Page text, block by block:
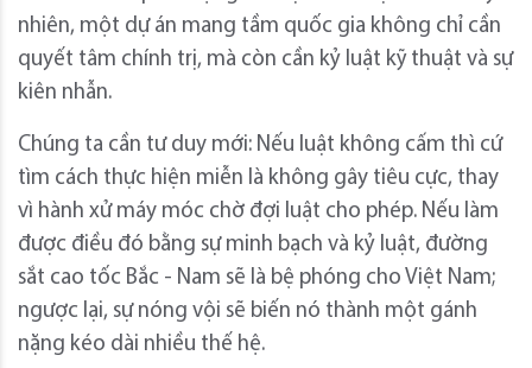
nhiên, một dự án mang tầm quốc gia không chỉ cần
quyết tâm chính trị, mà còn cần kỷ luật kỹ thuật và sự
kiên nhẫn.
Chúng ta cần tư duy mới: Nếu luật không cấm thì cứ
tìm cách thực hiện miễn là không gây tiêu cực, thay
vì hành xử máy móc chờ đợi luật cho phép. Nếu làm
được điều đó bằng sự minh bạch và kỷ luật, đường
sắt cao tốc Bắc - Nam sẽ là bệ phóng cho Việt Nam;
ngược lại, sự nóng vội sẽ biến nó thành một gánh
nặng kéo dài nhiều thế hệ.